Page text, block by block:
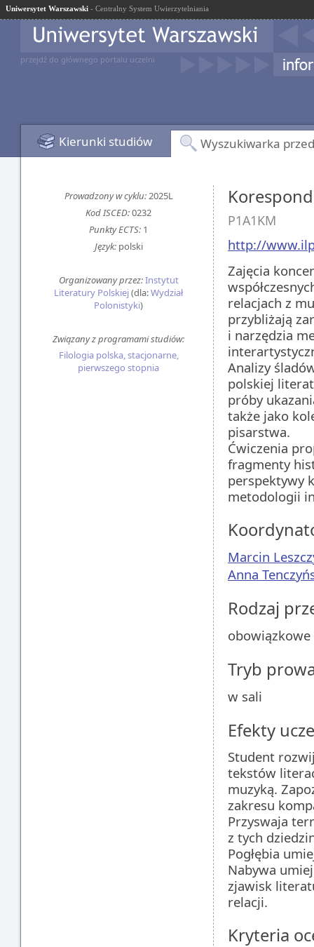
Uniwersytet Warszawski - Centralny System Uwierzytelniania
przejdź do głównego portalu uczelni
Kierunki studiów Wyszukiwarka
Prowadzony w cyklu:2025L
Kod ISCED:0232
Punkty ECTS: 1
Język:polski
Organizowany przez:Instytut
Literatury Polskiej(dla:Wydział
Polonistyki)
Związany z programami studiów:
Filologia polska, stacjonarne,
pierwszego stopnia
P1A1KM
http://
Zajęcia
relacjach z
przybliżają
i narzędzia
Analizy
polskiej
próby
także jako
pisarstwa.
Ćwiczenia
fragmenty
perspektywy
metodologii
Marcin
Anna
Rodzaj
obowiązkowe
Tryb
w sali
Efekty
Student
tekstów
muzyką.
zakresu
Przyswaja
z tych
Pogłębia
Nabywa
zjawisk
relacji.
Kryteria